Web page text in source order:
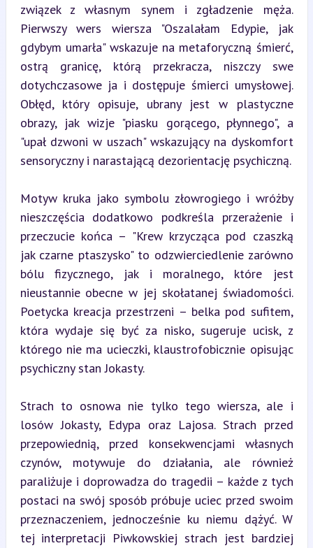
związek z własnym synem i zgładzenie męża.
Pierwszy wers wiersza "Oszalałam Edypie, jak
gdybym umarła" wskazuje na metaforyczną śmierć,
ostrą granicę, którą przekracza, niszczy swe
dotychczasowe ja i dostępuje śmierci umysłowej.
Obłęd, który opisuje, ubrany jest w plastyczne
obrazy, jak wizje "piasku gorącego, płynnego", a
"upał dzwoni w uszach" wskazujący na dyskomfort
sensoryczny i narastającą dezorientację psychiczną.
Motyw kruka jako symbolu złowrogiego i wróżby
nieszczęścia dodatkowo podkreśla przerażenie i
przeczucie końca – "Krew krzycząca pod czaszką
jak czarne ptaszysko" to odzwierciedlenie zarówno
bólu fizycznego, jak i moralnego, które jest
nieustannie obecne w jej skołatanej świadomości.
Poetycka kreacja przestrzeni – belka pod sufitem,
która wydaje się być za nisko, sugeruje ucisk, z
którego nie ma ucieczki, klaustrofobicznie opisując
psychiczny stan Jokasty.
Strach to osnowa nie tylko tego wiersza, ale i
losów Jokasty, Edypa oraz Lajosa. Strach przed
przepowiednią, przed konsekwencjami własnych
czynów, motywuje do działania, ale również
paraliżuje i doprowadza do tragedii – każde z tych
postaci na swój sposób próbuje uciec przed swoim
przeznaczeniem, jednocześnie ku niemu dążyć. W
tej interpretacji Piwkowskiej strach jest bardziej